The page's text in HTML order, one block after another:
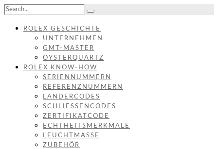
ROLEX GESCHICHTE
UNTERNEHMEN
GMT-MASTER
OYSTERQUARTZ
ROLEX KNOW-HOW
SERIENNUMMERN
REFERENZNUMMERN
LÄNDERCODES
SCHLIESSENCODES
ZERTIFIKATCODE
ECHTHEITSMERKMALE
LEUCHTMASSE
ZUBEHÖR